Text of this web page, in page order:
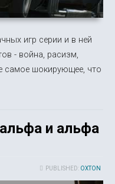
игр серии и в ней
- война, расизм,
самое шокирующее, что
и альфа
PUBLISHED: OXTON